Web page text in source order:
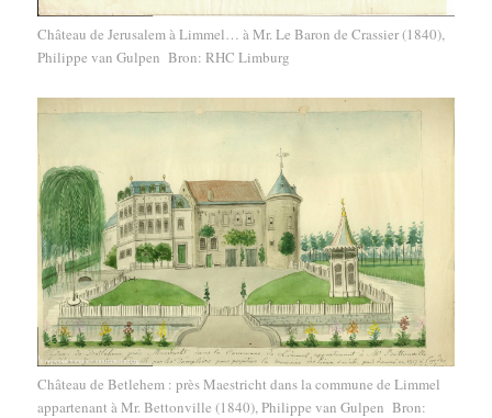
Château de Jerusalem à Limmel… à Mr. Le Baron de Crassier (1840),
Philippe van Gulpen Bron: RHC Limburg
Château de Betlehem : près Maestricht dans la commune de Limmel
appartenant à Mr. Bettonville (1840), Philippe van Gulpen Bron: